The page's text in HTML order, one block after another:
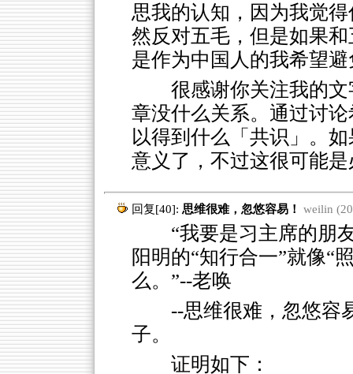
思我的认知，因为我觉
然反对五毛，但是如果
是作为中国人的我希望
很感谢你关注我的
章没什么关系。通过讨
以得到什么「共识」。
意义了，不过这很可能
回复[40]: 思维很难，忽悠容易！ weilin
“我要是习主席的朋友
阳明的“知行合一”就像“
么。”--老唤
--思维很难，忽悠容
子。
证明如下：